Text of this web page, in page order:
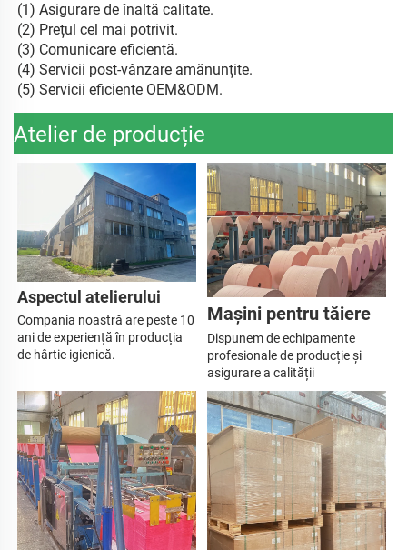
(1) Asigurare de înaltă calitate.
(2) Prețul cel mai potrivit.
(3) Comunicare eficientă.
(4) Servicii post-vânzare amănunțite.
(5) Servicii eficiente OEM&ODM.
Atelier de producție
Aspectul atelierului
Compania noastră are peste 10
ani de experiență în producția
de hârtie igienică.
Mașini pentru tăiere
Dispunem de echipamente
profesionale de producție și
asigurare a calității